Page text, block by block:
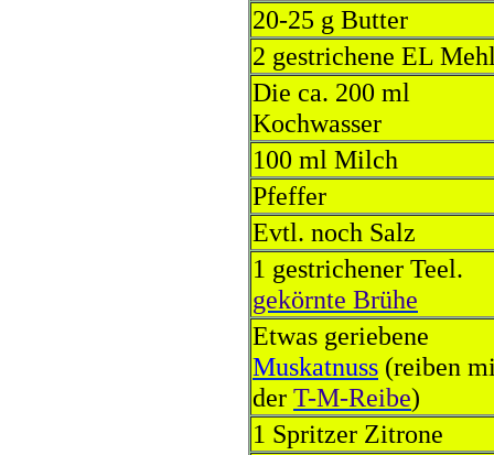
20-25 g Butter
2 gestrichene EL
Die ca. 200 ml
Kochwasser
100 ml Milch
Pfeffer
Evtl. noch Salz
1 gestrichener Teel.
gekörnte Brühe
Etwas geriebene
Muskatnuss (reiben
der T-M-Reibe)
1 Spritzer Zitrone